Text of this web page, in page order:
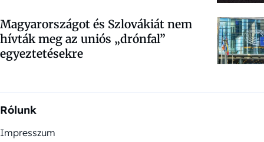
Magyarországot és Szlovákiát nem
hívták meg az uniós „drónfal”
egyeztetésekre
Rólunk
Impresszum